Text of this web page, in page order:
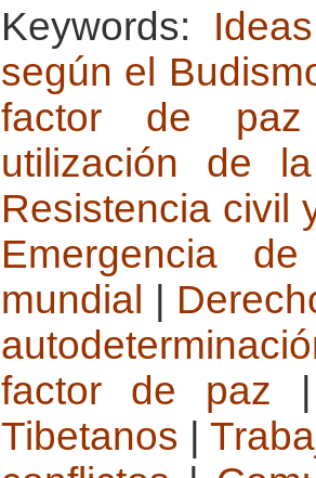
Keywords:
según el
factor de paz
utilización de
Resistencia civil
Emergencia
mundial
factor de paz
Tibetanos |